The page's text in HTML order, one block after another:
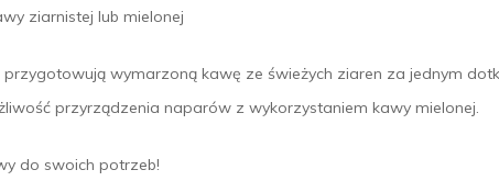
ziarnistej lub mielonej
przygotowują wymarzoną kawę ze świeżych ziaren za jednym
przyrządzenia naparów z wykorzystaniem kawy mielonej.
do swoich potrzeb!